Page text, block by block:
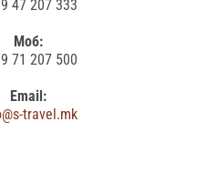
47 207 333
Моб:
71 207 500
Email:
travel.mk